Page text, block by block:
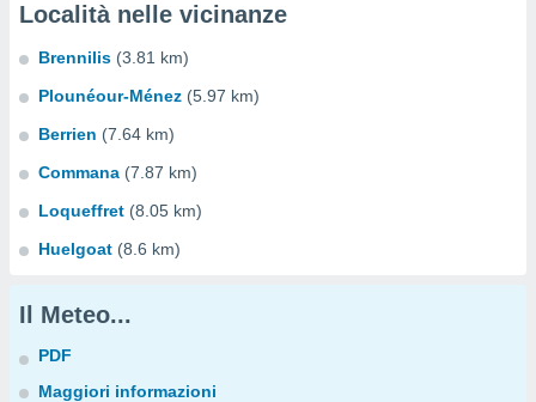
Località nelle vicinanze
Brennilis (3.81 km)
Plounéour-Ménez (5.97 km)
Berrien (7.64 km)
Commana (7.87 km)
Loqueffret (8.05 km)
Huelgoat (8.6 km)
Il Meteo...
PDF
Maggiori informazioni